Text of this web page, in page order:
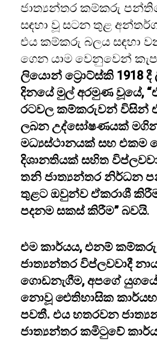
ජාත්‍යන්තර කම්කරු
සඳහා වූ සටන තුළ
එය කම්කරු බලය සඳහා
ගෙන යාම වෙනුවෙන්
ලියොන් ට්‍රොට්ස්කි 1918 දී
දිනයේ මුල් අරමුණ වූයේ,
රටවල කම්කරුවන් විසින්
ලබන උද්ඝෝෂණයක්
මධ්‍යස්ථානයක් සහ එකම
දිශානතියක් සහිත
තනි ජාත්‍යන්තර නිර්ධන
තුළට ඔවුන්ව ඒකරාශී කිරීම
පදනම සකස් කිරීම” බවයි.
එම කාර්යය, එනම්
ජාත්‍යන්තර විප්ලවවාදී
ගොඩනැගීම, අපගේ
නොවූ ඓතිහාසික
පවතී. එය හතරවන
ජාත්‍යන්තර කමිටුවේ